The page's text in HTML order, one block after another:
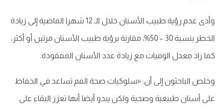
وأدى عدم رؤية طبيب الأسنان خلال الـ 12 شهرا الماضية إلى زيادة
الخطر بنسبة 30 – 50%، مقارنة برؤية طبيب الأسنان مرتين أو أكثر،
كما زاد معدل الوفيات مع زيادة عدد الأسنان المفقودة.
وخلص الباحثون إلى أن: «سلوكيات صحة الفم تساعد في الحفاظ
على أسنان طبيعية وصحية ولكن يبدو أيضا أنها تعزز البقاء على